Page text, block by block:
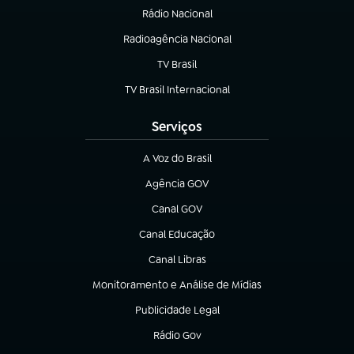
Rádio Nacional
Radioagência Nacional
(abre em nova aba)
TV Brasil
(abre em nova aba)
TV Brasil Internacional
(abre em nova aba)
Serviços
A Voz do Brasil
(abre em nova aba)
Agência GOV
(abre em nova aba)
Canal GOV
(abre em nova aba)
Canal Educação
(abre em nova aba)
Canal Libras
(abre em nova aba)
Monitoramento e Análise de Mídias
(abre em nova aba)
Publicidade Legal
(abre em nova aba)
Rádio Gov
(abre em nova aba)